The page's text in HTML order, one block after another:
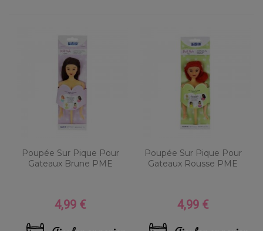
Poupée Sur Pique Pour
Gateaux Brune PME
Prix
4,99 €
Poupée Sur Pique Pour
Gateaux Rousse PME
Prix
4,99 €